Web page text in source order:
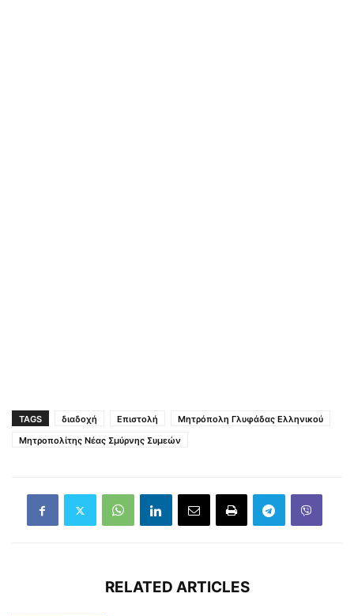
TAGS διαδοχή Επιστολή
Μητρόπολη Γλυφάδας Ελληνικού
Μητροπολίτης Νέας Σμύρνης Συμεών
RELATED ARTICLES